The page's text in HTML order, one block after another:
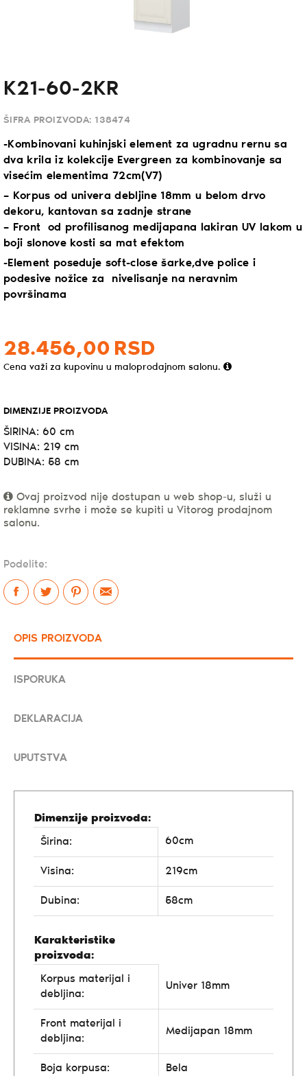
K21-60-2KR
ŠIFRA PROIZVODA: 138474
-Kombinovani kuhinjski element za ugradnu rernu sa
dva krila iz kolekcije Evergreen za kombinovanje sa
visećim elementima 72cm(V7)
– Korpus od univera debljine 18mm u belom drvo
dekoru, kantovan sa zadnje strane
– Front od profilisanog medijapana lakiran UV lakom u
boji slonove kosti sa mat efektom
-Element poseduje soft-close šarke,dve police i
podesive nožice za nivelisanje na neravnim
površinama
28.456,00 RSD
Cena važi za kupovinu u maloprodajnom salonu.
DIMENZIJE PROIZVODA
ŠIRINA: 60 cm
VISINA: 219 cm
DUBINA: 58 cm
Ovaj proizvod nije dostupan u web shop-u, služi u
reklamne svrhe i može se kupiti u Vitorog prodajnom
salonu.
Podelite:
OPIS PROIZVODA
ISPORUKA
DEKLARACIJA
UPUTSTVA
Dimenzije proizvoda:
Širina:
60cm
Visina: 219cm
Dubina: 58cm
Karakteristike
proizvoda:
Korpus materijal i
debljina:
Univer 18mm
Front materijal i
debljina:
Medijapan 18mm
Boja korpusa: Bela